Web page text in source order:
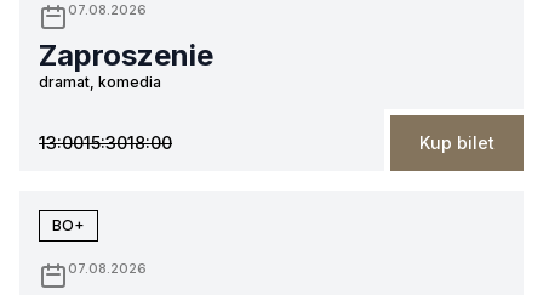
07.08.2026
Zaproszenie
dramat, komedia
13:0015:3018:00 Kup bilet
BO+
07.08.2026